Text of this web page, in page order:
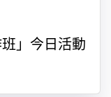
」今日活動